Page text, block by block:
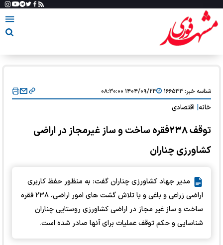
شناسه خبر:۱۶۶۵۳۳ ۱۴۰۴/۰۹/۲۳ ۰۸:۳۰:۰۰
خانه اقتصادی
توقف ۲۳۸فقره ساخت و ساز غیرمجاز در اراضی
کشاورزی چناران
مدیر جهاد کشاورزی چناران گفت: به منظور حفظ کاربری
اراضی زراعی و باغی و با تلاش گشت های امور اراضی، ۲۳۸ فقره
ساخت و ساز غیر مجاز در اراضی کشاورزی روستایی چناران
شناسایی و حکم توقف عملیات برای آنها صادر شده است.